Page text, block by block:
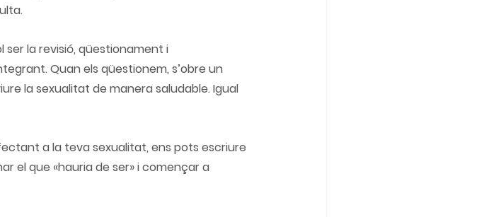
ser la revisió, qüestionament i
Quan els qüestionem, s’obre un
la sexualitat de manera saludable. Igual
a la teva sexualitat, ens pots escriure
el que «hauria de ser» i començar a